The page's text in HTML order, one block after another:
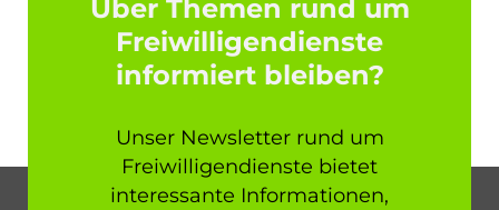
Über Themen rund um
Freiwilligendienste
informiert bleiben?
Unser Newsletter rund um
Freiwilligendienste bietet
interessante Informationen,